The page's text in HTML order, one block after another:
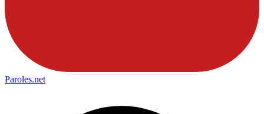
Paroles.net